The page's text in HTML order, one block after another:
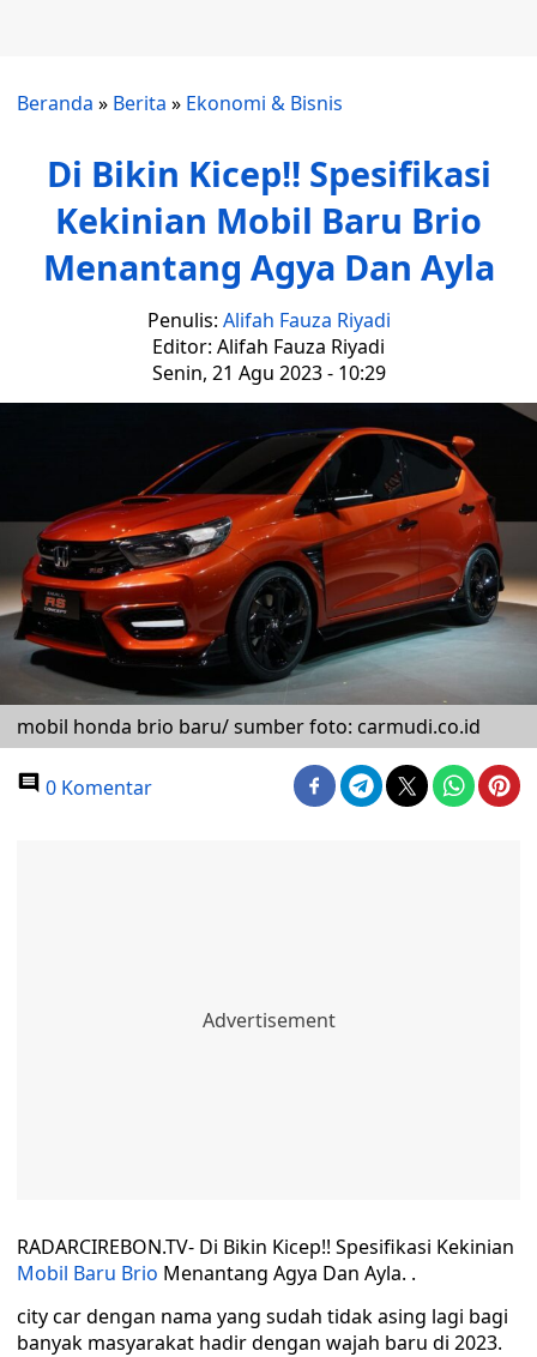
Beranda » Berita » Ekonomi & Bisnis
Di Bikin Kicep!! Spesifikasi
Kekinian Mobil Baru Brio
Menantang Agya Dan Ayla
Penulis: Alifah Fauza Riyadi
Editor: Alifah Fauza Riyadi
Senin, 21 Agu 2023 - 10:29
mobil honda brio baru/ sumber foto: carmudi.co.id
0 Komentar
RADARCIREBON.TV- Di Bikin Kicep!! Spesifikasi Kekinian
Mobil Baru Brio Menantang Agya Dan Ayla. .
city car dengan nama yang sudah tidak asing lagi bagi
banyak masyarakat hadir dengan wajah baru di 2023.